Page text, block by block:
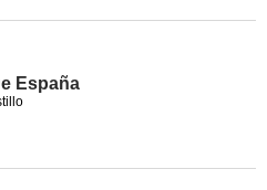
España